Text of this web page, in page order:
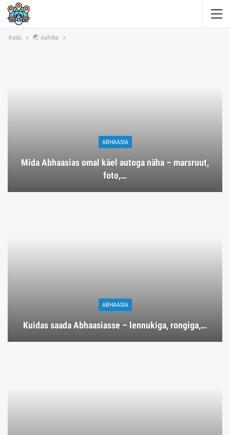
Kodu 🌏 Aafrika
ABHAASIA
Mida Abhaasias omal käel autoga näha – marsruut,
foto,…
ABHAASIA
Kuidas saada Abhaasiasse – lennukiga, rongiga,…